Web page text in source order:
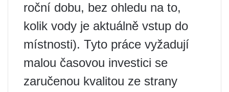
roční dobu, bez ohledu na to,
kolik vody je aktuálně vstup do
místnosti). Tyto práce vyžadují
malou časovou investici se
zaručenou kvalitou ze strany